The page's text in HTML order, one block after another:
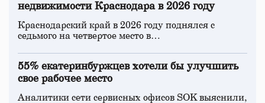
недвижимости Краснодара в 2026 году
Краснодарский край в 2026 году поднялся с
седьмого на четвертое место в…
55% екатеринбуржцев хотели бы улучшить
свое рабочее место
Аналитики сети сервисных офисов SOK выяснили,